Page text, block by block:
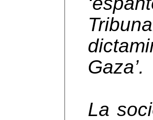
Gaza’.
La